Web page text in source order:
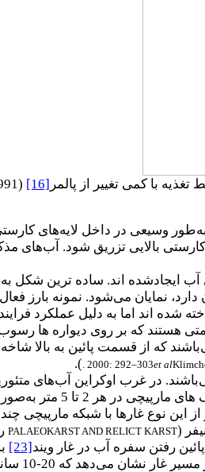
[16]
(1991)
وسیعی در داخل لایه‌های
آب ایجادشده اند. ساده ترین شکل
شده اند اما به دلیل عملکرد
هستند که بر روی دیواره ها
که از قسمت پائین به بالا
et al
. 2000: 292–303
).
این نوع غارها با شبکه مارپیچی
(
PALAEOKARST AND RELICT KARST
رفتن سفره آب در غار ویند[23]